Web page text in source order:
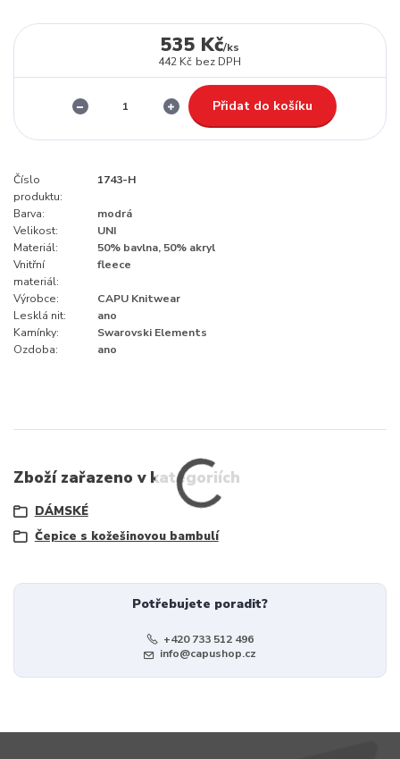
535 Kč/ks
442 Kč bez DPH
Přidat do košíku
Číslo
produktu:
1743-H
Barva:
modrá
Velikost:
UNI
Materiál:
50% bavlna, 50% akryl
Vnitřní
materiál:
fleece
Výrobce:
CAPU Knitwear
Lesklá nit:
ano
Kamínky:
Swarovski Elements
Ozdoba:
ano
Zboží zařazeno v kategoriích
DÁMSKÉ
Čepice s kožešinovou bambulí
Potřebujete poradit?
+420 733 512 496
info@capushop.cz